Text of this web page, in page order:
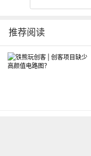
推荐阅读